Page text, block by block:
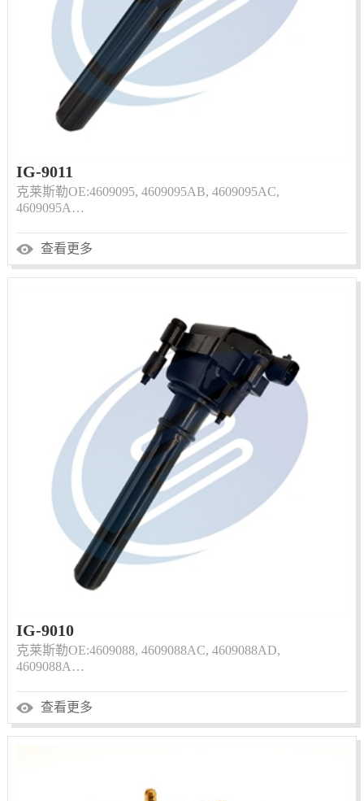
IG-9011
克莱斯勒OE:4609095, 4609095AB, 4609095AC,
4609095A…
查看更多
IG-9010
克莱斯勒OE:4609088, 4609088AC, 4609088AD,
4609088A…
查看更多